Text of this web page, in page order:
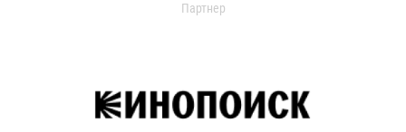
Партнер